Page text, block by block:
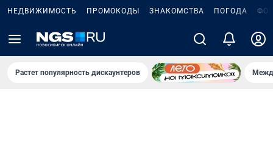
НЕДВИЖИМОСТЬ ПРОМОКОДЫ ЗНАКОМСТВА ПОГОДА
Растет популярность дискаунтеров